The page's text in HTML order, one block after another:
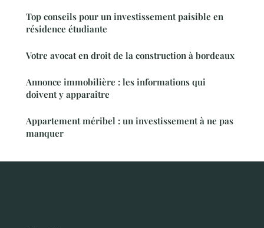
Top conseils pour un investissement paisible en
résidence étudiante
Votre avocat en droit de la construction à bordeaux
Annonce immobilière : les informations qui
doivent y apparaître
Appartement méribel : un investissement à ne pas
manquer